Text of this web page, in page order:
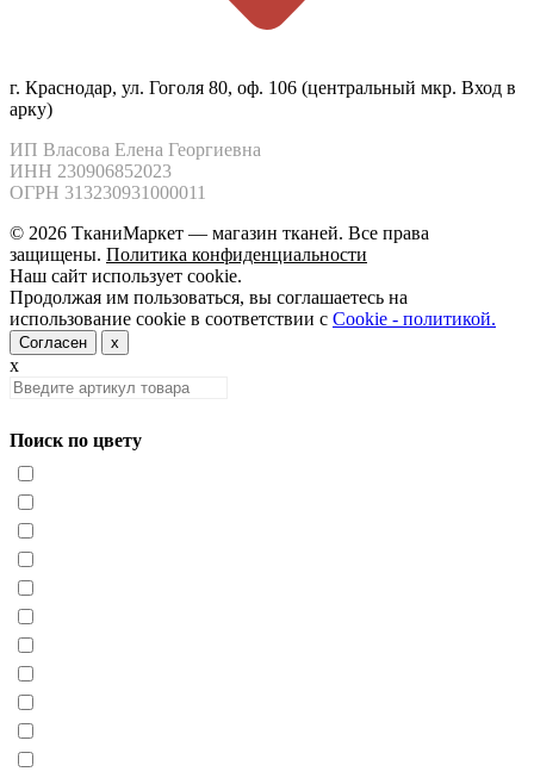
г. Краснодар, ул. Гоголя 80, оф. 106 (центральный мкр. Вход в
арку)
ИП Власова Елена Георгиевна
ИНН 230906852023
ОГРН 313230931000011
© 2026 ТканиМаркет — магазин тканей. Все права
защищены. Политика конфиденциальности
Наш сайт использует cookie.
Продолжая им пользоваться, вы соглашаетесь на
использование cookie в соответствии с Cookie - политикой.
Согласен x
x
Поиск по цвету